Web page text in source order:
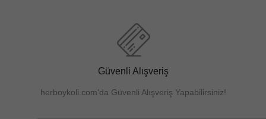
Güvenli Alışveriş
herboykoli.com'da Güvenli Alışveriş Yapabilirsiniz!